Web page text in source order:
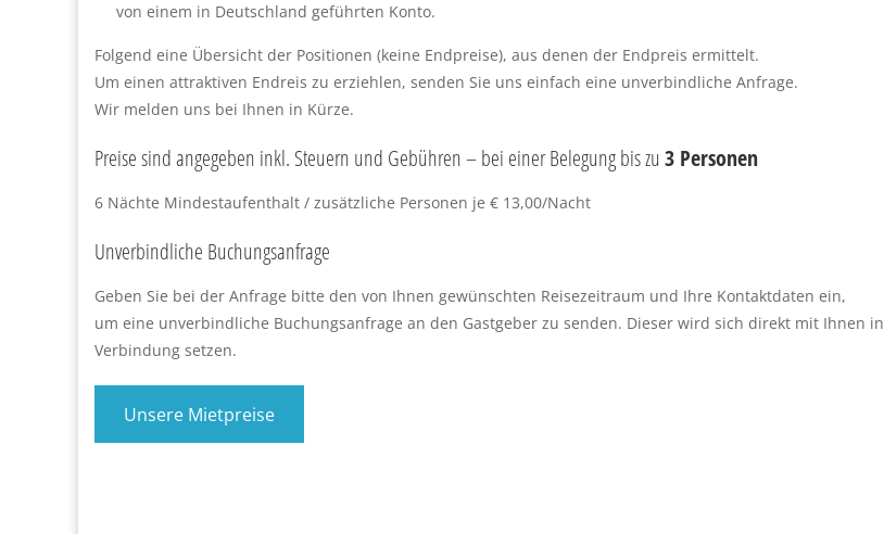
von einem in Deutschland geführten Konto.
Folgend eine Übersicht der Positionen (keine Endpreise), aus denen der Endpreis ermittelt.
Um einen attraktiven Endreis zu erziehlen, senden Sie uns einfach eine unverbindliche Anfrage.
Wir melden uns bei Ihnen in Kürze.
Preise sind angegeben inkl. Steuern und Gebühren – bei einer Belegung bis zu 3 Personen
6 Nächte Mindestaufenthalt / zusätzliche Personen je € 13,00/Nacht
Unverbindliche Buchungsanfrage
Geben Sie bei der Anfrage bitte den von Ihnen gewünschten Reisezeitraum und Ihre Kontaktdaten ein,
um eine unverbindliche Buchungsanfrage an den Gastgeber zu senden. Dieser wird sich direkt mit Ihnen in
Verbindung setzen.
Unsere Mietpreise